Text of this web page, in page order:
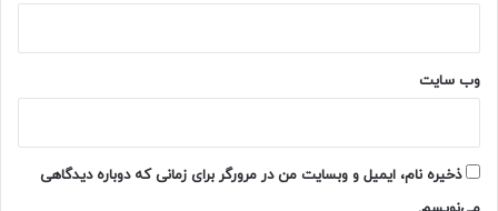
وب‌ سایت
ذخیره نام، ایمیل و وبسایت من در مرورگر برای زمانی که دوباره دیدگاهی